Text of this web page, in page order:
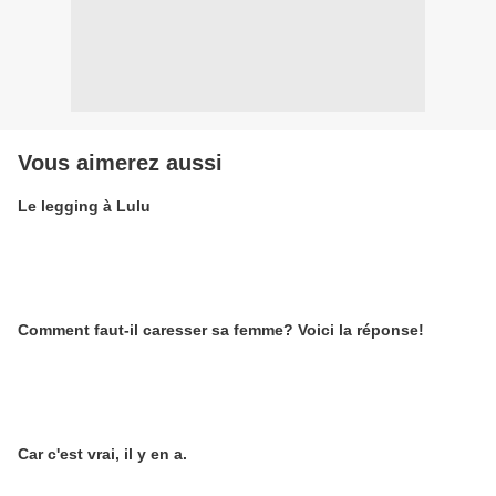
Vous aimerez aussi
Le legging à Lulu
Comment faut-il caresser sa femme? Voici la réponse!
Car c'est vrai, il y en a.